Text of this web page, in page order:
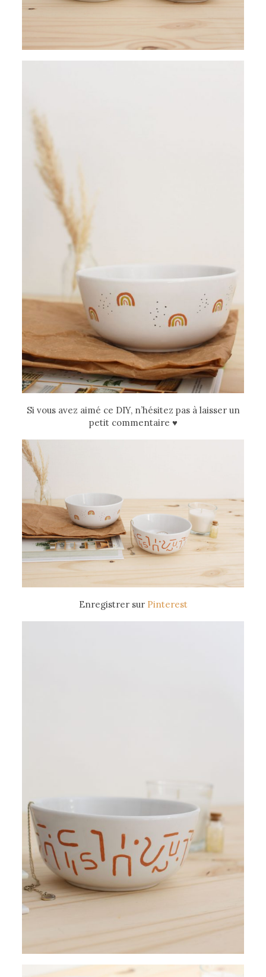
Si vous avez aimé ce DIY, n’hésitez pas à laisser un
petit commentaire ♥
Enregistrer sur Pinterest